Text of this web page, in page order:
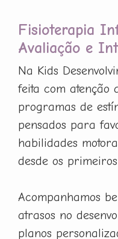
Fisioterapia
Avaliação e
Na Kids
feita com atenção
programas de
pensados para
habilidades
desde os
Acompanhamos
atrasos no
planos